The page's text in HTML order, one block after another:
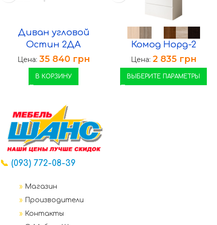
Диван угловой
Остин 2ДА
Цена: 35 840 грн
В КОРЗИНУ
Комод Норд-2
Цена: 2 835 грн
ВЫБЕРИТЕ ПАРАМЕТРЫ
📞 (093) 772-08-39
» Магазин
»
Производители
» Контакты